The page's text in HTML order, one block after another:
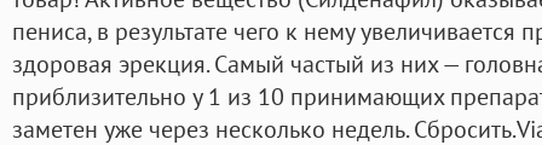
пениса, в результате чего к нему увеличивается
здоровая эрекция. Самый частый из них —
приблизительно у 1 из 10 принимающих
заметен уже через несколько недель.